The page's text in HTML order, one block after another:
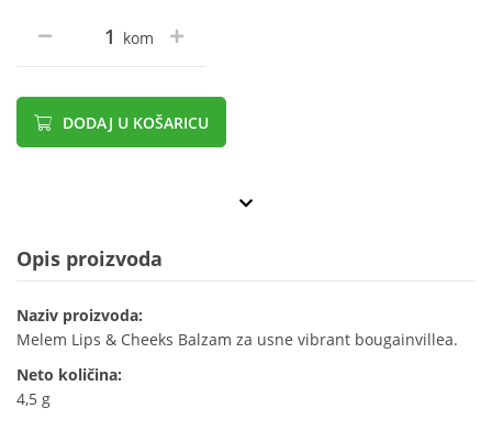
kom
DODAJ U KOŠARICU
Opis proizvoda
Naziv proizvoda:
Melem Lips & Cheeks Balzam za usne vibrant bougainvillea.
Neto količina:
4,5 g